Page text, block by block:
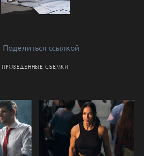
Поделиться ссылкой
ПРОВЕДЕННЫЕ СЪЕМКИ